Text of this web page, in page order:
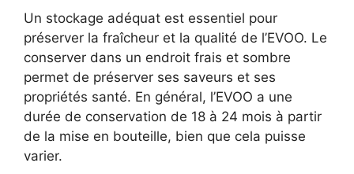
Un stockage adéquat est essentiel pour
préserver la fraîcheur et la qualité de l’EVOO. Le
conserver dans un endroit frais et sombre
permet de préserver ses saveurs et ses
propriétés santé. En général, l’EVOO a une
durée de conservation de 18 à 24 mois à partir
de la mise en bouteille, bien que cela puisse
varier.